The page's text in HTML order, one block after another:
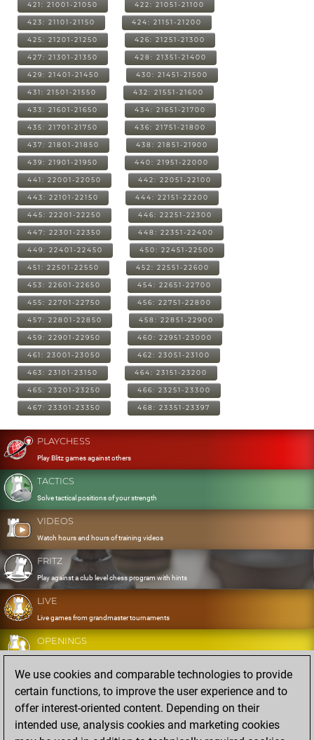
421: 21001-21050 422: 21051-21100
423: 21101-21150 424: 21151-21200
425: 21201-21250 426: 21251-21300
427: 21301-21350 428: 21351-21400
429: 21401-21450 430: 21451-21500
431: 21501-21550 432: 21551-21600
433: 21601-21650 434: 21651-21700
435: 21701-21750 436: 21751-21800
437: 21801-21850 438: 21851-21900
439: 21901-21950 440: 21951-22000
441: 22001-22050 442: 22051-22100
443: 22101-22150 444: 22151-22200
445: 22201-22250 446: 22251-22300
447: 22301-22350 448: 22351-22400
449: 22401-22450 450: 22451-22500
451: 22501-22550 452: 22551-22600
453: 22601-22650 454: 22651-22700
455: 22701-22750 456: 22751-22800
457: 22801-22850 458: 22851-22900
459: 22901-22950 460: 22951-23000
461: 23001-23050 462: 23051-23100
463: 23101-23150 464: 23151-23200
465: 23201-23250 466: 23251-23300
467: 23301-23350 468: 23351-23397
PLAYCHESS
Play Blitz games against others
TACTICS
Solve tactical positions of your strength
VIDEOS
Watch hours and hours of training videos
FRITZ
Play against a club level chess program with hints
LIVE
Live games from grandmaster tournaments
OPENINGS
Develop and exercise your openings
DATABASE
Eight million strong games
MYGAMES
Store and analyse your own games in the cloud
We use cookies and comparable technologies to provide
certain functions, to improve the user experience and to
offer interest-oriented content. Depending on their
intended use, analysis cookies and marketing cookies